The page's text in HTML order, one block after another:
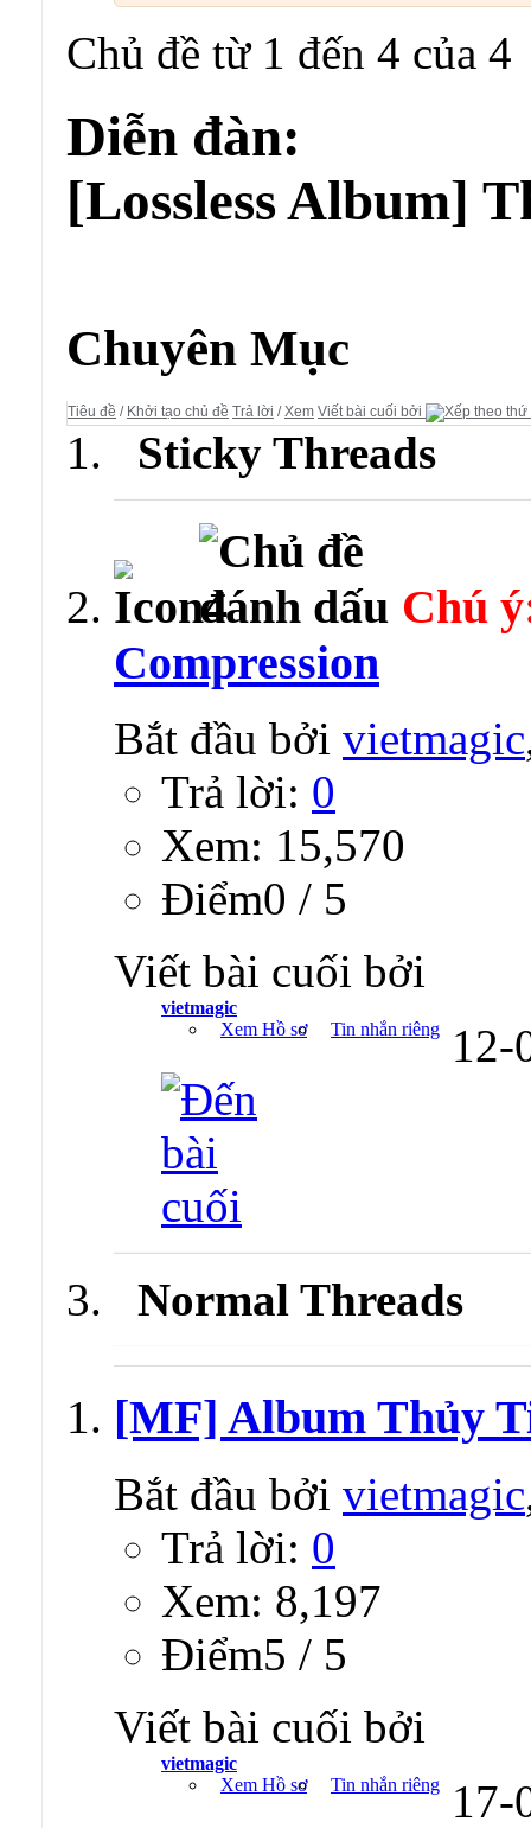
Chủ đề từ 1 đến 4 của 4
Diễn đàn:
[Lossless Album]
Chuyên Mục
Tiêu đề / Khởi tạo chủ đề Trả lời /Xem Viết bài cuối bởi
Sticky Threads
Chú
Compression
Bắt đầu bởi vietmagic
Trả lời: 0
Xem: 15,570
Ðiểm0 / 5
Viết bài cuối bởi
vietmagic
Xem Hồ sơ
Tin nhắn riêng
Normal Threads
[MF] Album Thủy
Bắt đầu bởi vietmagic
Trả lời: 0
Xem: 8,197
Ðiểm5 / 5
Viết bài cuối bởi
vietmagic
Xem Hồ sơ
Tin nhắn riêng